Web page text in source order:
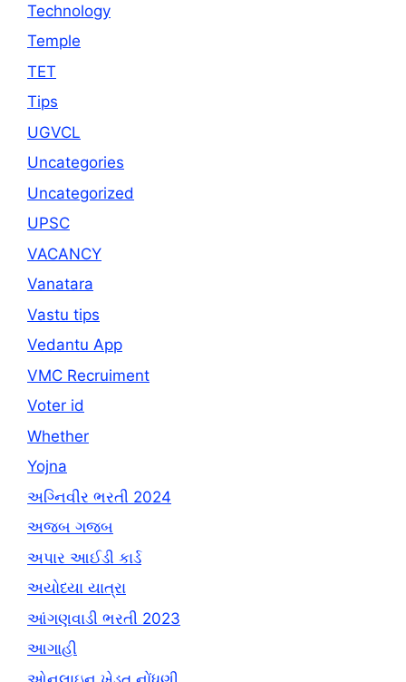
Technology
Temple
TET
Tips
UGVCL
Uncategories
Uncategorized
UPSC
VACANCY
Vanatara
Vastu tips
Vedantu App
VMC Recruiment
Voter id
Whether
Yojna
અગ્નિવીર ભરતી 2024
અજબ ગજબ
અપાર આઈડી કાર્ડ
અયોધ્યા યાત્રા
આંગણવાડી ભરતી 2023
આગાહી